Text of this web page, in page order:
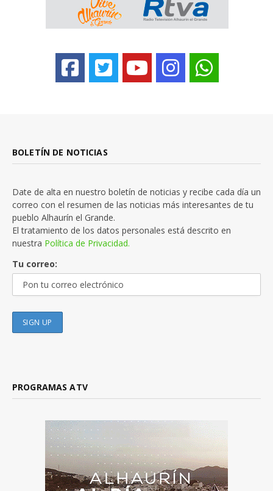
BOLETÍN DE NOTICIAS
Date de alta en nuestro boletín de noticias y recibe cada día un
correo con el resumen de las noticias más interesantes de tu
pueblo Alhaurín el Grande.
El tratamiento de los datos personales está descrito en
nuestra Política de Privacidad.
Tu correo:
PROGRAMAS ATV